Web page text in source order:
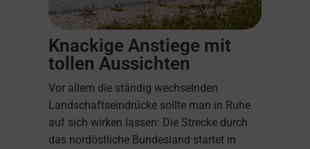
Knackige Anstiege mit
tollen Aussichten
Vor allem die ständig wechselnden
Landschaftseindrücke sollte man in Ruhe
auf sich wirken lassen: Die Strecke durch
das nordöstliche Bundesland startet in